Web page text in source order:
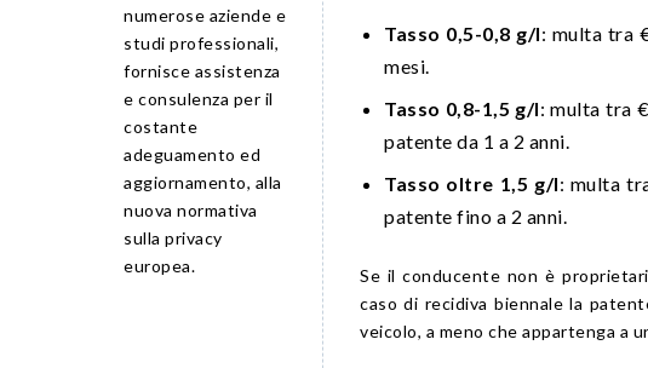
numerose aziende e
studi professionali,
fornisce assistenza
e consulenza per il
costante
adeguamento ed
aggiornamento, alla
nuova normativa
sulla privacy
europea.
Tasso 0,5-0,8 g/l: multa tra
mesi.
Tasso 0,8-1,5 g/l: multa tra
patente da 1 a 2 anni.
Tasso oltre 1,5 g/l: multa
patente fino a 2 anni.
Se il conducente non è
caso di recidiva biennale la
veicolo, a meno che appartenga a